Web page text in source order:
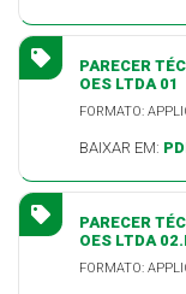
PARECER
OES LTDA 01
FORMATO:
BAIXAR EM:
PARECER
OES LTDA
FORMATO: